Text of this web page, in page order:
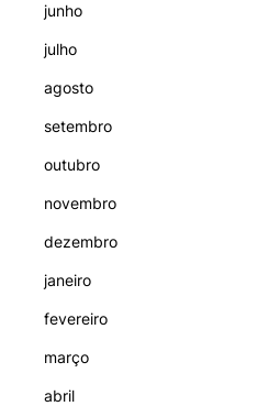
junho
julho
agosto
setembro
outubro
novembro
dezembro
janeiro
fevereiro
março
abril